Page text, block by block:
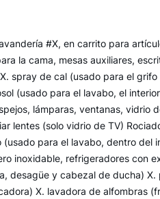
#X, en carrito para
la cama, mesas auxiliares,
spray de cal (usado para el
(usado para el lavabo, el
lámparas, ventanas,
lentes (solo vidrio de TV)
(usado para el lavabo, dentro
inoxidable, refrigeradores con
desagüe y cabezal de ducha)
X. lavadora de alfombras